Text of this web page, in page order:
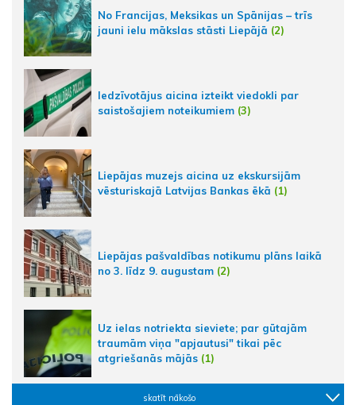
No Francijas, Meksikas un Spānijas – trīs
jauni ielu mākslas stāsti Liepājā (2)
Iedzīvotājus aicina izteikt viedokli par
saistošajiem noteikumiem (3)
Liepājas muzejs aicina uz ekskursijām
vēsturiskajā Latvijas Bankas ēkā (1)
Liepājas pašvaldības notikumu plāns laikā
no 3. līdz 9. augustam (2)
Uz ielas notriekta sieviete; par gūtajām
traumām viņa "apjautusi" tikai pēc
atgriešanās mājās (1)
skatīt nākošo